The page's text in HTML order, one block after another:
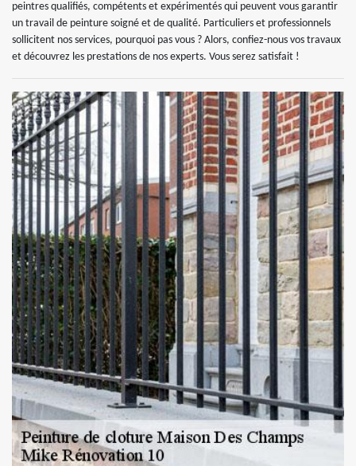
peintres qualifiés, compétents et expérimentés qui peuvent vous garantir
un travail de peinture soigné et de qualité. Particuliers et professionnels
sollicitent nos services, pourquoi pas vous ? Alors, confiez-nous vos travaux
et découvrez les prestations de nos experts. Vous serez satisfait !